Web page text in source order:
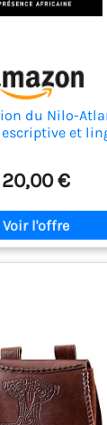
du Nilo-
et
20,00 €